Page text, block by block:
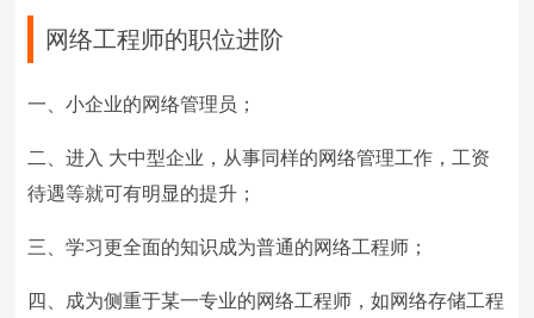
网络工程师的职位进阶
一、小企业的网络管理员；
二、进入 大中型企业，从事同样的网络管理工作，工资
待遇等就可有明显的提升；
三、学习更全面的知识成为普通的网络工程师；
四、成为侧重于某一专业的网络工程师，如网络存储工程